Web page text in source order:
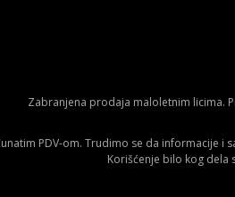
Zabranjena prodaja maloletnim licima.
PDV-om. Trudimo se da
Korišćenje bilo kog dela